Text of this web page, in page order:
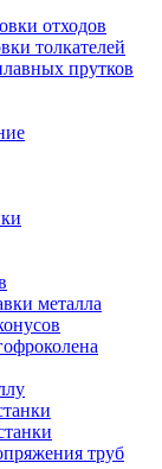
отходов
толкателей
прутков
металла
труб